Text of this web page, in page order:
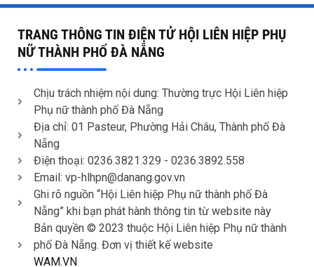
TRANG THÔNG TIN ĐIỆN TỬ HỘI LIÊN HIỆP PHỤ
NỮ THÀNH PHỐ ĐÀ NẴNG
Chịu trách nhiệm nội dung: Thường trực Hội Liên hiệp
Phụ nữ thành phố Đà Nẵng
Địa chỉ: 01 Pasteur, Phường Hải Châu, Thành phố Đà
Nẵng
Điện thoại: 0236.3821.329 - 0236.3892.558
Email: vp-hlhpn@danang.gov.vn
Ghi rõ nguồn “Hội Liên hiệp Phụ nữ thành phố Đà
Nẵng” khi bạn phát hành thông tin từ website này
Bản quyền © 2023 thuộc Hội Liên hiệp Phụ nữ thành
phố Đà Nẵng. Đơn vị thiết kế website
WAM.VN